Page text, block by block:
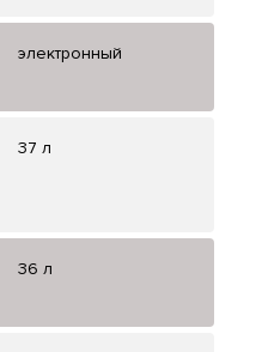
электронный
37 л
36 л